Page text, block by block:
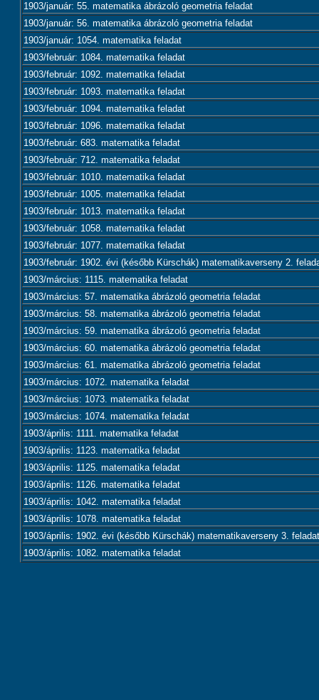
1903/január: 55. matematika ábrázoló geometria feladat
1903/január: 56. matematika ábrázoló geometria feladat
1903/január: 1054. matematika feladat
1903/február: 1084. matematika feladat
1903/február: 1092. matematika feladat
1903/február: 1093. matematika feladat
1903/február: 1094. matematika feladat
1903/február: 1096. matematika feladat
1903/február: 683. matematika feladat
1903/február: 712. matematika feladat
1903/február: 1010. matematika feladat
1903/február: 1005. matematika feladat
1903/február: 1013. matematika feladat
1903/február: 1058. matematika feladat
1903/február: 1077. matematika feladat
1903/február: 1902. évi (később Kürschák) matematikaverseny 2.
1903/március: 1115. matematika feladat
1903/március: 57. matematika ábrázoló geometria feladat
1903/március: 58. matematika ábrázoló geometria feladat
1903/március: 59. matematika ábrázoló geometria feladat
1903/március: 60. matematika ábrázoló geometria feladat
1903/március: 61. matematika ábrázoló geometria feladat
1903/március: 1072. matematika feladat
1903/március: 1073. matematika feladat
1903/március: 1074. matematika feladat
1903/április: 1111. matematika feladat
1903/április: 1123. matematika feladat
1903/április: 1125. matematika feladat
1903/április: 1126. matematika feladat
1903/április: 1042. matematika feladat
1903/április: 1078. matematika feladat
1903/április: 1902. évi (később Kürschák) matematikaverseny 3.
1903/április: 1082. matematika feladat